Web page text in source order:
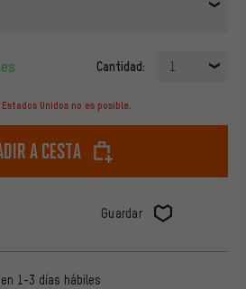
Cantidad: 1
Unidos no es posible.
a cesta
Guardar
en 1-3 días hábiles